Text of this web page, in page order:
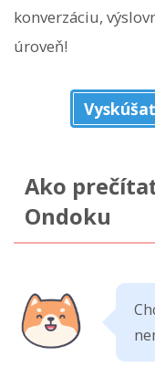
konverzáciu,
úroveň!
Ako
Ondoku